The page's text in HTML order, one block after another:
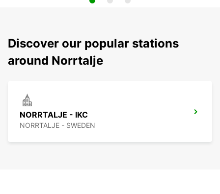
Discover our popular stations
around Norrtalje
NORRTALJE - IKC
NORRTALJE - SWEDEN